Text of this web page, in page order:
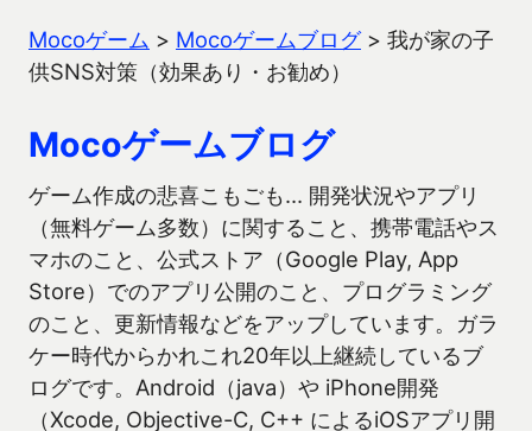
Mocoゲーム > Mocoゲームブログ> 我が家の子
供SNS対策（効果あり・お勧め）
Mocoゲームブログ
ゲーム作成の悲喜こもごも… 開発状況やアプリ
（無料ゲーム多数）に関すること、携帯電話やス
マホのこと、公式ストア（Google Play, App
Store）でのアプリ公開のこと、プログラミング
のこと、更新情報などをアップしています。ガラ
ケー時代からかれこれ20年以上継続しているブ
ログです。Android（java）や iPhone開発
（Xcode, Objective-C, C++ によるiOSアプリ開